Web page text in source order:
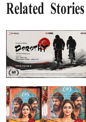
Related Stories